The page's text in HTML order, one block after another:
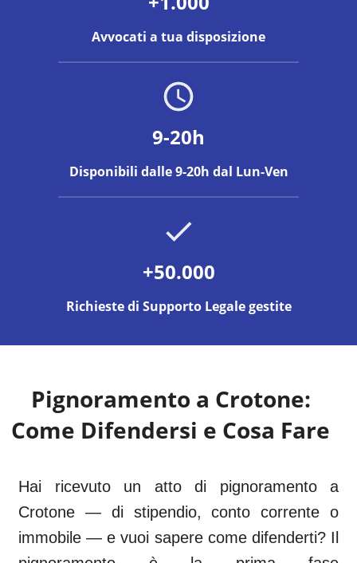
Avvocati a tua disposizione
9-20h
Disponibili dalle 9-20h dal Lun-Ven
+50.000
Richieste di Supporto Legale gestite
Pignoramento a Crotone:
Come Difendersi e Cosa Fare
Hai ricevuto un atto di pignoramento a
Crotone — di stipendio, conto corrente o
immobile — e vuoi sapere come difenderti? Il